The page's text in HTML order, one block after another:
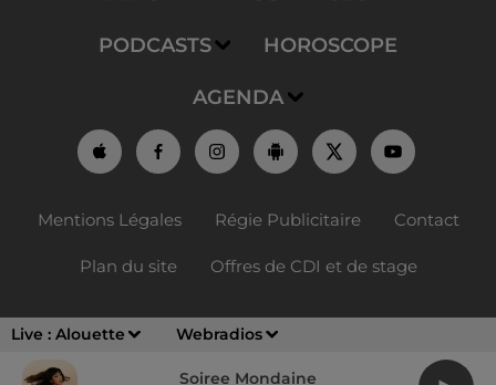
Live : Alouette Webradios
Soiree Mondaine
PODCASTS HOROSCOPE
AGENDA
Mentions Légales Régie Publicitaire Contact
Plan du site Offres de CDI et de stage